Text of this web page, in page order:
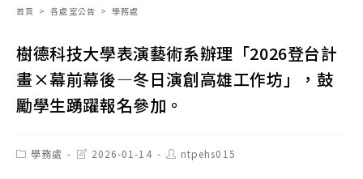
首頁 > 各處室公告 > 學務處
樹德科技大學表演藝術系辦理「2026登台計
畫×幕前幕後—冬日演創高雄工作坊」，鼓
勵學生踴躍報名參加。
Post學務處
Post2026-01-14
Post
author:
ntpehs015